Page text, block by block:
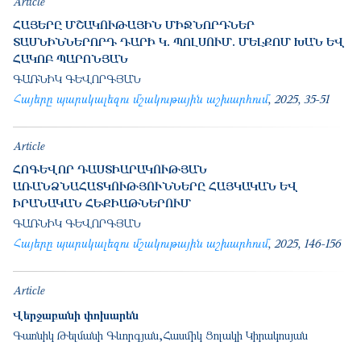
ՀԱՅԵՐԸ ՄՇԱԿՈՒԹԱՅԻՆ ՄԻՋՆՈՐԴՆԵՐ
ՏԱՍՆԻՆՆԵՐՈՐԴ ԴԱՐԻ Կ. ՊՈԼՍՈՒՄ. ՄԵԼՔՈՄ ԽԱՆ ԵՎ
ՀԱԿՈԲ ՊԱՐՈՆՅԱՆ
ԳԱՌՆԻԿ ԳԵՎՈՐԳՅԱՆ
Հայերը պարսկալեզու մշակութային աշխարհում 2025 35-51
Article
ՀՈԳԵՎՈՐ ԴԱՍՏԻԱՐԱԿՈՒԹՅԱՆ
ԱՌԱՆՁՆԱՀԱՏԿՈՒԹՅՈՒՆՆԵՐԸ ՀԱՅԿԱԿԱՆ ԵՎ
ԻՐԱՆԱԿԱՆ ՀԵՔԻԱԹՆԵՐՈՒՄ
ԳԱՌՆԻԿ ԳԵՎՈՐԳՅԱՆ
Հայերը պարսկալեզու մշակութային աշխարհում 2025 146-156
Article
Վերջաբանի փոխարեն
Գառնիկ Թելմանի Գևորգյան Հասմիկ Ցոլակի Կիրակոսյան